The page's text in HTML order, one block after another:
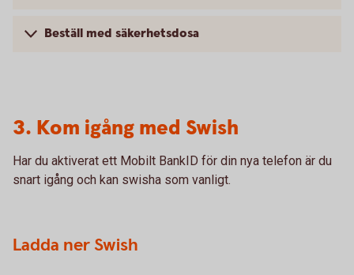
Beställ med säkerhetsdosa
3. Kom igång med Swish
Har du aktiverat ett Mobilt BankID för din nya telefon är du
snart igång och kan swisha som vanligt.
Ladda ner Swish